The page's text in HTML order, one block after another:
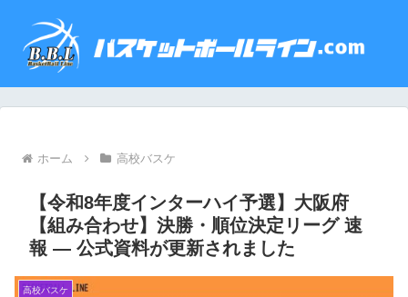
ホーム 高校バスケ
【令和8年度インターハイ予選】大阪府
【組み合わせ】決勝・順位決定リーグ 速
報 — 公式資料が更新されました
高校バスケ